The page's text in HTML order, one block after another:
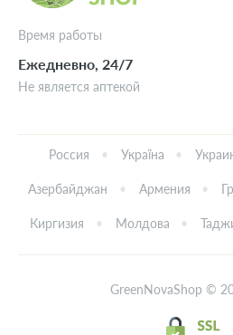
Время работы
Ежедневно, 24/7
Не является аптекой
Россия Україна
Азербайджан Армения
Киргизия Молдова
GreenNovaShop ©